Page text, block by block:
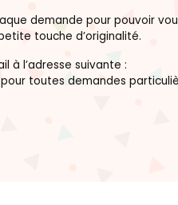
demande pour pouvoir
touche d’originalité.
à l’adresse suivante :
toutes demandes